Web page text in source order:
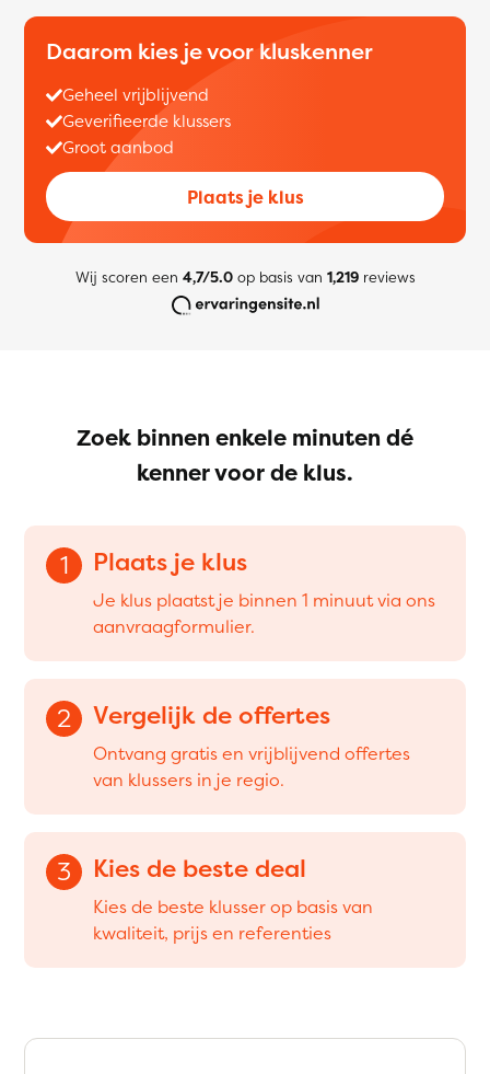
Daarom kies je voor kluskenner
Geheel vrijblijvend
Geverifieerde klussers
Groot aanbod
Plaats je klus
Wij scoren een 4,7/5.0op basis van 1,219reviews
Zoek binnen enkele minuten dé
kenner voor de klus.
1 Plaats je klus
Je klus plaatst je binnen 1 minuut via ons
aanvraagformulier.
2 Vergelijk de offertes
Ontvang gratis en vrijblijvend offertes
van klussers in je regio.
3 Kies de beste deal
Kies de beste klusser op basis van
kwaliteit, prijs en referenties